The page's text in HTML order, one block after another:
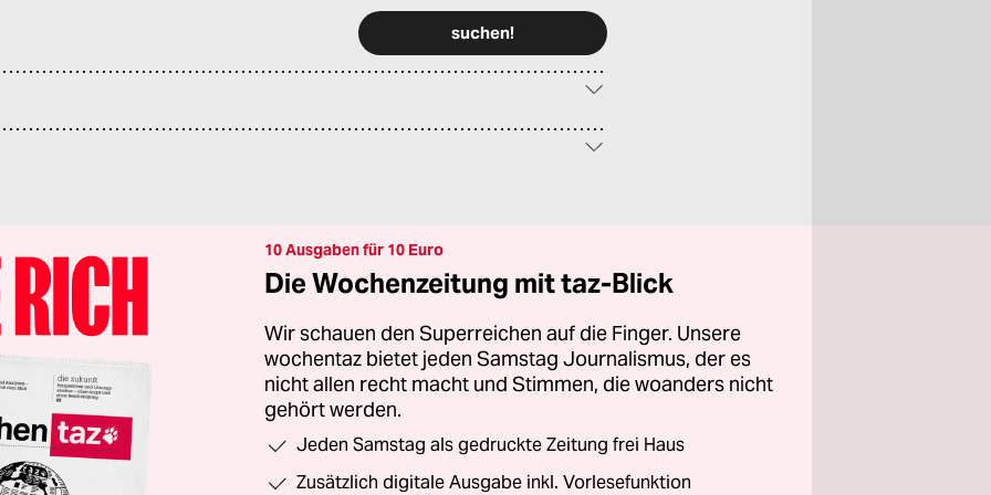
10 Ausgaben für 10 Euro
Die Wochenzeitung mit taz-Blick
Wir schauen den Superreichen auf die Finger. Unsere
wochentaz bietet jeden Samstag Journalismus, der es
nicht allen recht macht und Stimmen, die woanders nicht
gehört werden.
Jeden Samstag als gedruckte Zeitung frei Haus
Zusätzlich digitale Ausgabe inkl. Vorlesefunktion